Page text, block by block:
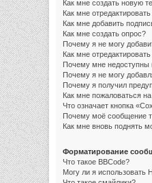
Как мне создать новую
Как мне
Как мне добавить
Как мне создать опрос?
Почему я не могу
Как мне
Почему мне
Почему я не могу
Почему я получил
Как мне пожаловаться
Что означает кнопка
Почему моё сообщение
Как мне вновь поднять
Форматирование
Что такое BBCode?
Могу ли я использовать